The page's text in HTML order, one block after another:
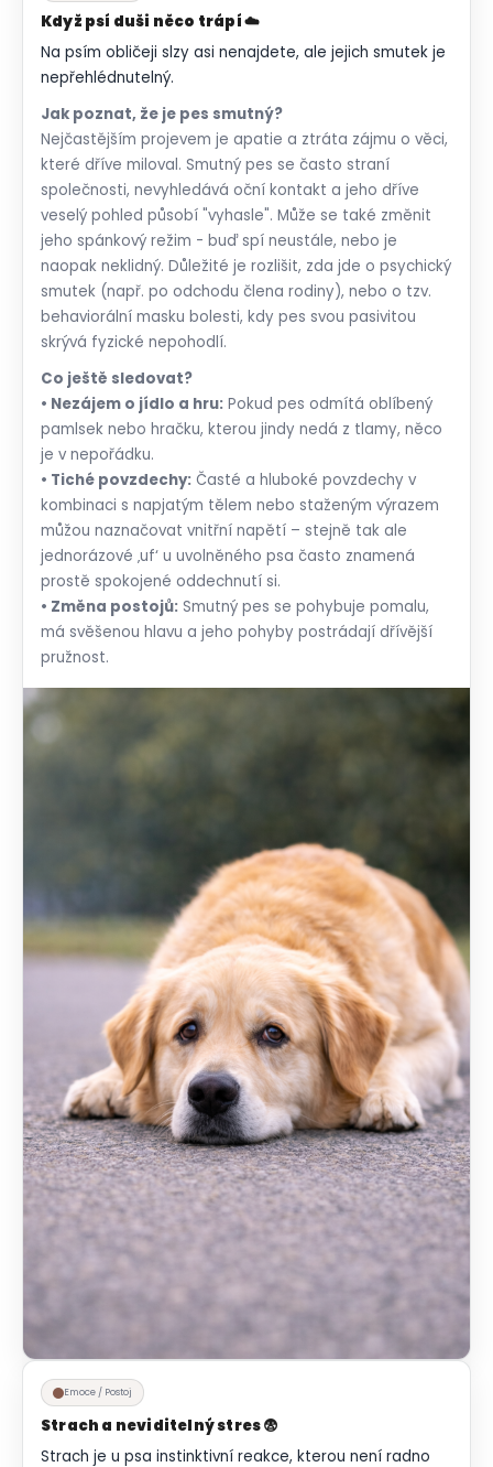
Když psí duši něco trápí ☁️
Na psím obličeji slzy asi nenajdete, ale jejich smutek je
nepřehlédnutelný.
Jak poznat, že je pes smutný?
Nejčastějším projevem je apatie a ztráta zájmu o věci,
které dříve miloval. Smutný pes se často straní
společnosti, nevyhledává oční kontakt a jeho dříve
veselý pohled působí "vyhasle". Může se také změnit
jeho spánkový režim - buď spí neustále, nebo je
naopak neklidný. Důležité je rozlišit, zda jde o psychický
smutek (např. po odchodu člena rodiny), nebo o tzv.
behaviorální masku bolesti, kdy pes svou pasivitou
skrývá fyzické nepohodlí.
Co ještě sledovat?
• Nezájem o jídlo a hru: Pokud pes odmítá oblíbený
pamlsek nebo hračku, kterou jindy nedá z tlamy, něco
je v nepořádku.
• Tiché povzdechy: Časté a hluboké povzdechy v
kombinaci s napjatým tělem nebo staženým výrazem
můžou naznačovat vnitřní napětí – stejně tak ale
jednorázové ‚uf‘ u uvolněného psa často znamená
prostě spokojené oddechnutí si.
• Změna postojů: Smutný pes se pohybuje pomalu,
má svěšenou hlavu a jeho pohyby postrádají dřívější
pružnost.
Emoce / Postoj
Strach a neviditelný stres 😨
Strach je u psa instinktivní reakce, kterou není radno